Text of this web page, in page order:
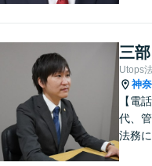
三
Utops
神
【電
代、
法務